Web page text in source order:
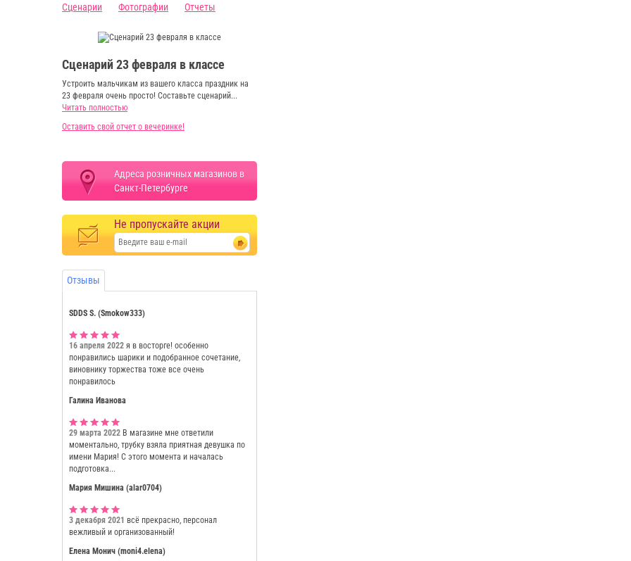
Сценарии Фотографии Отчеты
Сценарий 23 февраля в классе
Устроить мальчикам из вашего класса праздник на
23 февраля очень просто! Составьте сценарий...
Читать полностью
Оставить свой отчет о вечеринке!
Адреса розничных магазинов в
Санкт-Петербурге
Не пропускайте акции
Отзывы
SDDS S. (Smokow333)
16 апреля 2022 я в восторге! особенно
понравились шарики и подобранное сочетание,
виновнику торжества тоже все очень
понравилось
Галина Иванова
29 марта 2022 В магазине мне ответили
моментально, трубку взяла приятная девушка по
имени Мария! С этого момента и началась
подготовка...
Мария Мишина (alar0704)
3 декабря 2021 всё прекрасно, персонал
вежливый и организованный!
Елена Монич (moni4.elena)